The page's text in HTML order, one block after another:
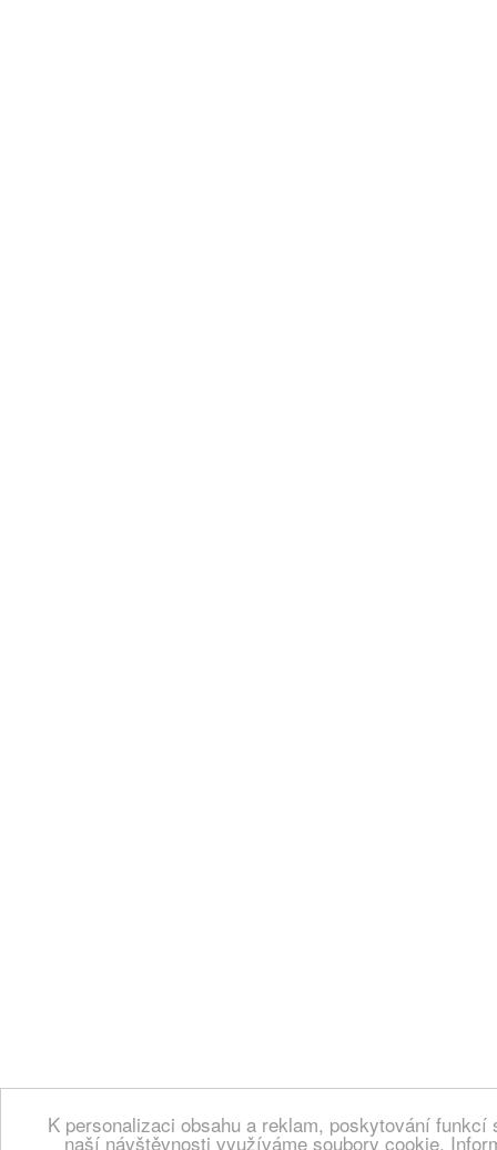
K personalizaci obsahu a reklam, poskytování
naší návštěvnosti využíváme soubory cookie.